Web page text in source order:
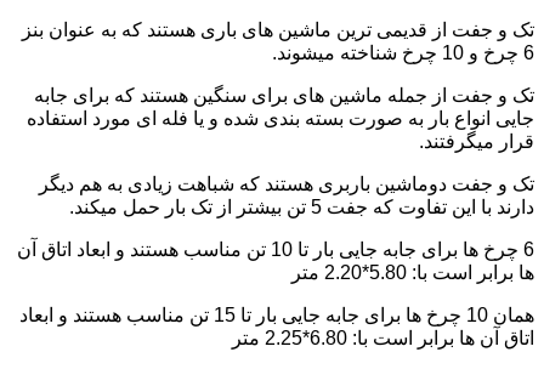
تک و جفت از قدیمی ترین ماشین های باری هستند که به عنوان بنز
6 چرخ و 10 چرخ شناخته میشوند.
تک و جفت از جمله ماشین های برای سنگین هستند که برای جابه
جایی انواع بار به صورت بسته بندی شده و یا فله ای مورد استفاده
قرار میگرفتند.
تک و جفت دوماشین باربری هستند که شباهت زیادی به هم دیگر
دارند با این تفاوت که جفت 5 تن بیشتر از تک بار حمل میکند.
6 چرخ ها برای جابه جایی بار تا 10 تن مناسب هستند و ابعاد اتاق آن
ها برابر است با: 5.80*2.20 متر
همان 10 چرخ ها برای جابه جایی بار تا 15 تن مناسب هستند و ابعاد
اتاق آن ها برابر است با: 6.80*2.25 متر